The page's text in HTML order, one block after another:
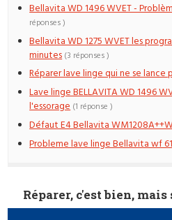
Bellavita WD 1496 WVET -
réponses )
Bellavita WD 1275 WVET les
minutes (3 réponses )
Réparer lave linge qui ne se lance
Lave linge BELLAVITA WD 1496
l'essorage (1 réponse )
Défaut E4 Bellavita
Probleme lave linge Bellavita wf
Réparer, c'est bien,